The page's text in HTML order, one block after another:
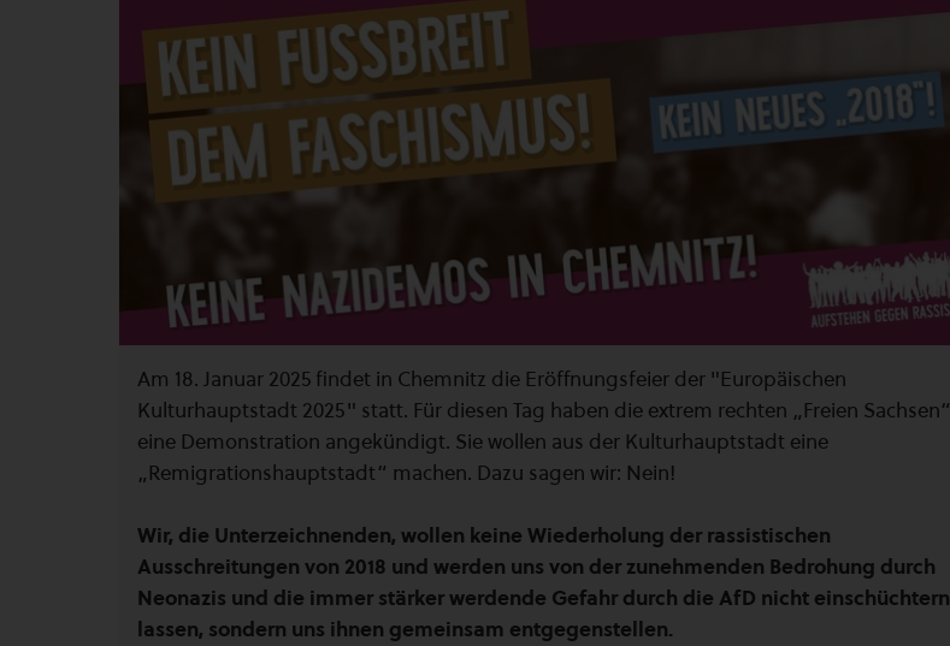
Am 18. Januar 2025 findet in Chemnitz die Eröffnungsfeier der "Europäischen
Kulturhauptstadt 2025" statt. Für diesen Tag haben die extrem rechten „Freien Sachsen“
eine Demonstration angekündigt. Sie wollen aus der Kulturhauptstadt eine
„Remigrationshauptstadt“ machen. Dazu sagen wir: Nein!
Wir, die Unterzeichnenden, wollen keine Wiederholung der rassistischen
Ausschreitungen von 2018 und werden uns von der zunehmenden Bedrohung durch
Neonazis und die immer stärker werdende Gefahr durch die AfD nicht einschüchtern
lassen, sondern uns ihnen gemeinsam entgegenstellen.